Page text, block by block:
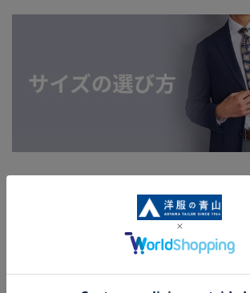
関連カテゴリから他の商品を探す